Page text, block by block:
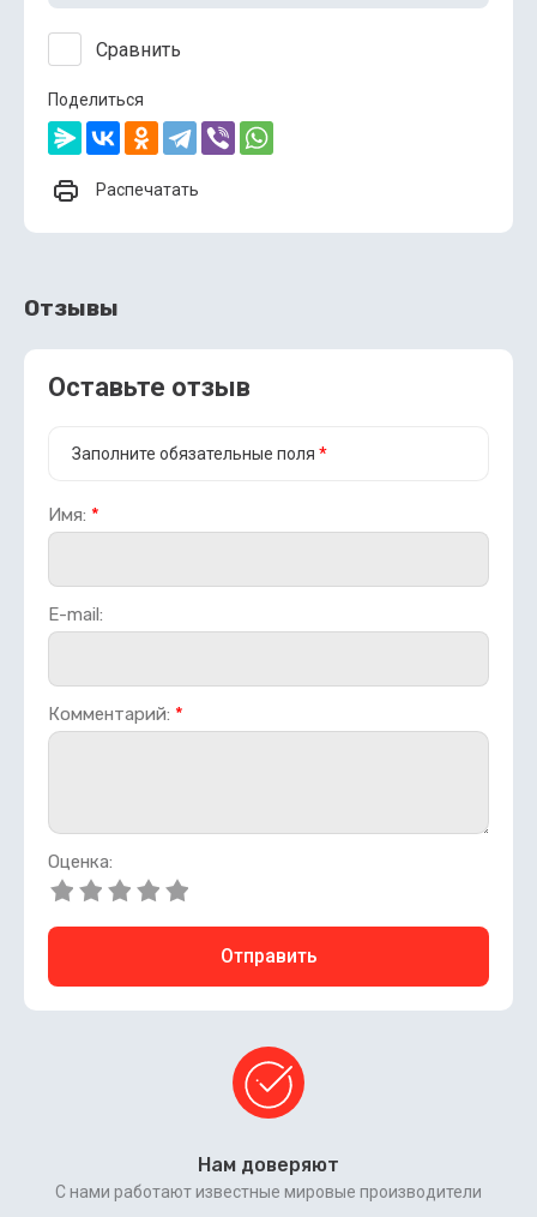
Сравнить
Поделиться
Распечатать
Отзывы
Оставьте отзыв
Заполните обязательные поля *
Имя: *
E-mail:
Комментарий: *
Оценка:
Отправить
Нам доверяют
С нами работают известные мировые производители